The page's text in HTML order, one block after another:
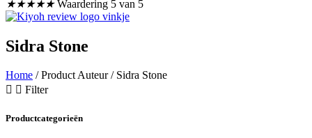
★★★★★ Waardering 5 van 5
Sidra Stone
Home / Product Auteur / Sidra Stone
Filter
Productcategorieën